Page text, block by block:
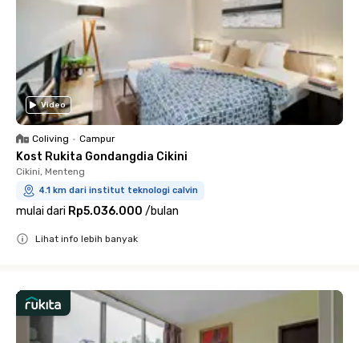
Video
Coliving • Campur
Kost Rukita Gondangdia Cikini
Cikini, Menteng
4.1 km dari institut teknologi calvin
mulai dari Rp5.036.000 /bulan
Lihat info lebih banyak